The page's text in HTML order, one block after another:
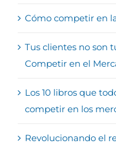
Cómo competir en
Tus clientes no son
Competir en el
Los 10 libros que
competir en los
Revolucionando el